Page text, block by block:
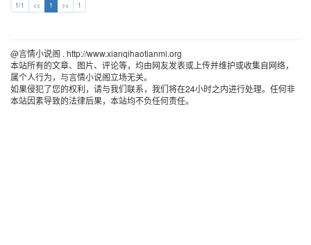
1/1 << 1 >> 1
@言情小说阁 . http://www.xianqihaotianmi.org
本站所有的文章、图片、评论等，均由网友发表或上传并维护或收集自网络，
属个人行为，与言情小说阁立场无关。
如果侵犯了您的权利，请与我们联系，我们将在24小时之内进行处理。任何非
本站因素导致的法律后果，本站均不负任何责任。